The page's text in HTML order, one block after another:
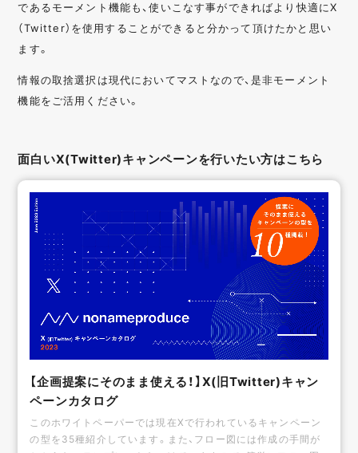
であるモーメント機能も、使いこなす事ができればより快適にX
（Twitter）を使用することができると分かって頂けたかと思い
ます。
情報の取捨選択は現代においてマストなので、是非モーメント
機能をご活用ください。
面白いX(Twitter)キャンペーンを行いたい方はこちら
【企画提案にそのまま使える！】X(旧Twitter)キャン
ペーンカタログ
このホワイトペーパーでは現在Xで行われているキャンペーン
の型を35種紹介しています。また、フロー図には作成の手間が